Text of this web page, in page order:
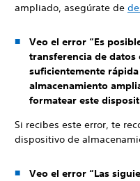
ampliado, asegúrate de
Veo el error “Es
transferencia de
suficientemente
almacenamiento
formatear este
Si recibes este error, te
dispositivo de
Veo el error “Las